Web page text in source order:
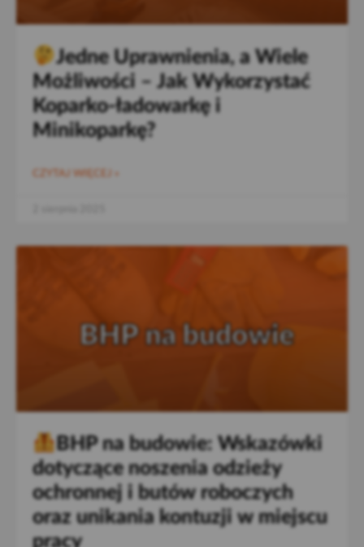
Jedne Uprawnienia, a Wiele
Możliwości – Jak Wykorzystać
Koparko-ładowarkę i
Minikoparkę?
CZYTAJ WIĘCEJ »
BHP na budowie: Wskazówki
dotyczące noszenia odzieży
ochronnej i butów roboczych
oraz unikania kontuzji w miejscu
pracy